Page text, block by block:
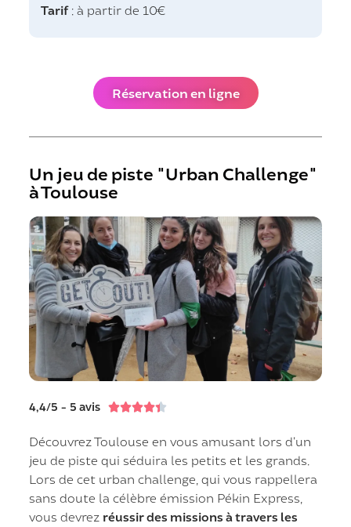
Tarif: à partir de 10€
Réservation en ligne
Un jeu de piste "Urban Challenge"
à Toulouse
4,4/5 - 5 avis 
Découvrez Toulouse en vous amusant lors d’un
jeu de piste qui séduira les petits et les grands.
Lors de cet urban challenge, qui vous rappellera
sans doute la célèbre émission Pékin Express,
vous devrez réussir des missions à travers les